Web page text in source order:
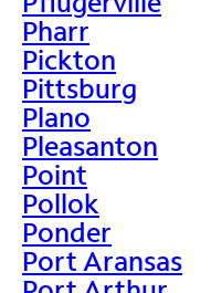
Pharr
Pickton
Pittsburg
Plano
Pleasanton
Point
Pollok
Ponder
Port Aransas